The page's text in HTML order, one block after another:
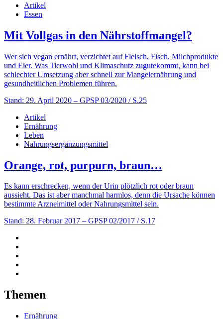
Artikel
Essen
Mit Vollgas in den Nährstoffmangel?
Wer sich vegan ernährt, verzichtet auf Fleisch, Fisch, Milchprodukte
und Eier. Was Tierwohl und Klimaschutz zugutekommt, kann bei
schlechter Umsetzung aber schnell zur Mangelernährung und
gesundheitlichen Problemen führen.
Stand: 29. April 2020 – GPSP 03/2020 / S.25
Artikel
Ernährung
Leben
Nahrungsergänzungsmittel
Orange, rot, purpurn, braun…
Es kann erschrecken, wenn der Urin plötzlich rot oder braun
aussieht. Das ist aber manchmal harmlos, denn die Ursache können
bestimmte Arzneimittel oder Nahrungsmittel sein.
Stand: 28. Februar 2017 – GPSP 02/2017 / S.17
Themen
Ernährung